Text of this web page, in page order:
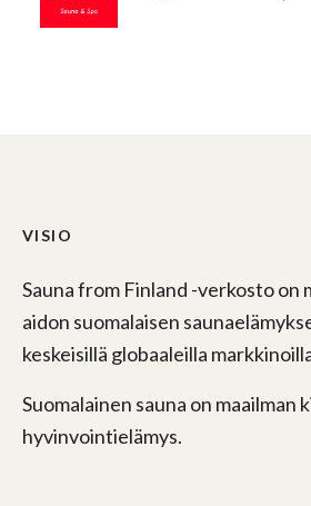
VISIO
Sauna from Finland -verkosto on
aidon suomalaisen
keskeisillä globaaleilla
Suomalainen sauna on maailman
hyvinvointielämys.